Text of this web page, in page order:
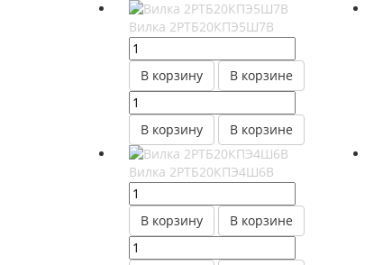
Вилка 2РТБ20КПЭ5Ш7В
В корзину В корзине
В корзину В корзине
Вилка 2РТБ20КПЭ4Ш6В
В корзину В корзине